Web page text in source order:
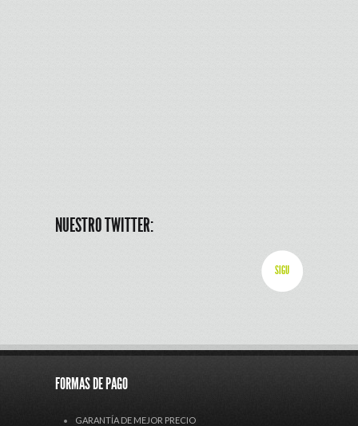
NUESTRO TWITTER:
SIGU
FORMAS DE PAGO
GARANTÍA DE MEJOR PRECIO